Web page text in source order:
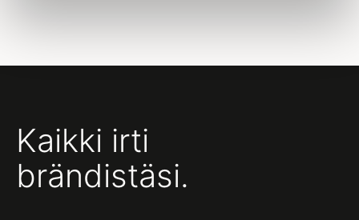
Kaikki irti
brändistäsi.